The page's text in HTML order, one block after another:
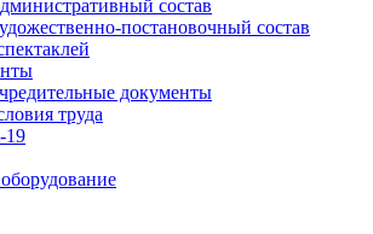
состав
постановочный состав
документы
труда
19